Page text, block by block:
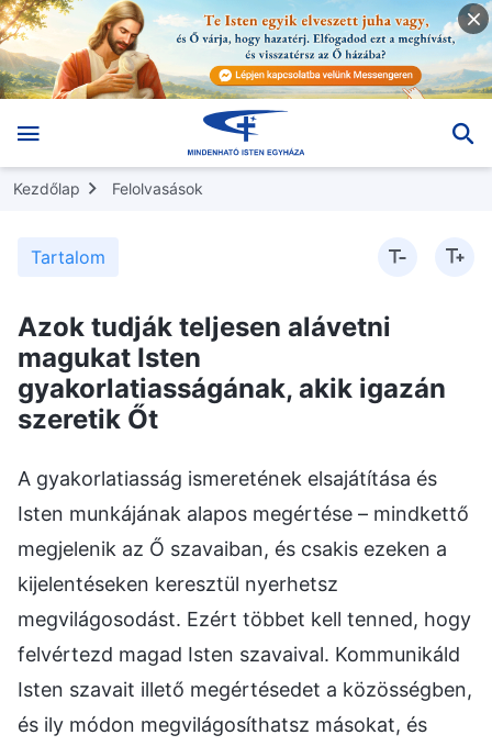
Kezdőlap Felolvasások
Tartalom
Azok tudják teljesen alávetni
magukat Isten
gyakorlatiasságának, akik igazán
szeretik Őt
A gyakorlatiasság ismeretének elsajátítása és
Isten munkájának alapos megértése – mindkettő
megjelenik az Ő szavaiban, és csakis ezeken a
kijelentéseken keresztül nyerhetsz
megvilágosodást. Ezért többet kell tenned, hogy
felvértezd magad Isten szavaival. Kommunikáld
Isten szavait illető megértésedet a közösségben,
és ily módon megvilágosíthatsz másokat, és